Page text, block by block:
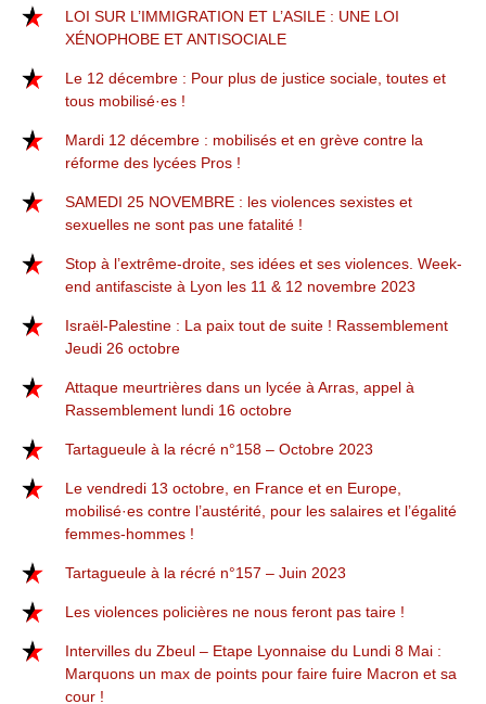
LOI SUR L’IMMIGRATION ET L’ASILE : UNE LOI
XÉNOPHOBE ET ANTISOCIALE
Le 12 décembre : Pour plus de justice sociale, toutes et
tous mobilisé·es !
Mardi 12 décembre : mobilisés et en grève contre la
réforme des lycées Pros !
SAMEDI 25 NOVEMBRE : les violences sexistes et
sexuelles ne sont pas une fatalité !
Stop à l’extrême-droite, ses idées et ses violences. Week-
end antifasciste à Lyon les 11 & 12 novembre 2023
Israël-Palestine : La paix tout de suite ! Rassemblement
Jeudi 26 octobre
Attaque meurtrières dans un lycée à Arras, appel à
Rassemblement lundi 16 octobre
Tartagueule à la récré n°158 – Octobre 2023
Le vendredi 13 octobre, en France et en Europe,
mobilisé·es contre l’austérité, pour les salaires et l’égalité
femmes-hommes !
Tartagueule à la récré n°157 – Juin 2023
Les violences policières ne nous feront pas taire !
Intervilles du Zbeul – Etape Lyonnaise du Lundi 8 Mai :
Marquons un max de points pour faire fuire Macron et sa
cour !